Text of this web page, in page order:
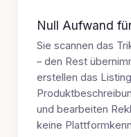
Null Aufwand
Sie scannen das
– den Rest
erstellen das
und bearbeiten
keine